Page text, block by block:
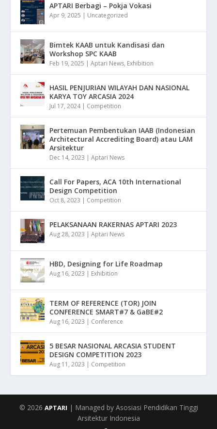
APTARI Berbagi – Pokja Vokasi
Apr 9, 2025 | Uncategorized
Bimtek KAAB untuk Kandisasi dan
Workshop SPC KAAB
Feb 19, 2025 |Aptari News, Exhibition
HASIL PENJURIAN WILAYAH DAN NASIONAL
KARYA TOY ARCASIA 2024
Jul 17, 2024| Competition
Pertemuan Pembentukan IAAB (Indonesian
Architectural Accrediting Board) atau LAM
Arsitektur
Dec 14, 2023 |Aptari News
Call For Papers, ACA 10th International
Design Competition
Oct 8, 2023 | Competition
PELAKSANAAN RAKERNAS APTARI 2023
Aug 28, 2023 |Aptari News
HBD, Designing for Life Roadmap
Aug 16, 2023 | Exhibition
TERM OF REFERENCE (TOR) JOIN
CONFERENCE SMART#7 & GaBE#2
Aug 16, 2023 | Conference
5 BESAR NASIONAL ARCASIA STUDENT
DESIGN COMPETITION 2023
Aug 11, 2023 | Competition
© 2026 APTARI | Managed by Asosiasi Pendidikan Tinggi
Arsitektur Indonesia